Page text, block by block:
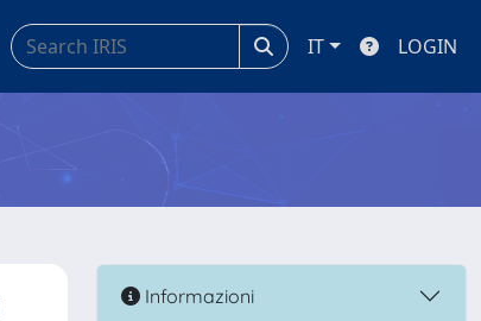
IT LOGIN
Informazioni